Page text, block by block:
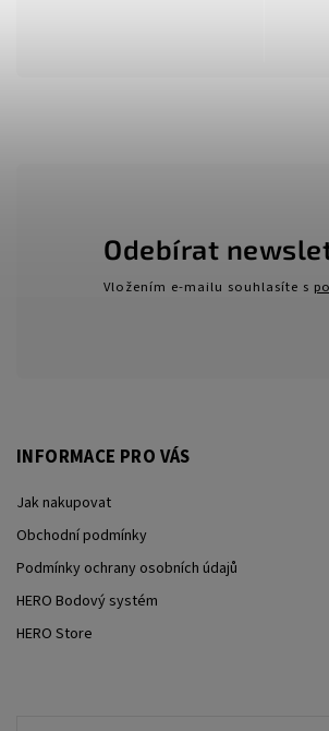
INFORMACE PRO VÁS
Jak nakupovat
Obchodní podmínky
Podmínky ochrany osobních údajů
HERO Bodový systém
HERO Store
Odebírat
Vložením e-mailu souhlasíte s